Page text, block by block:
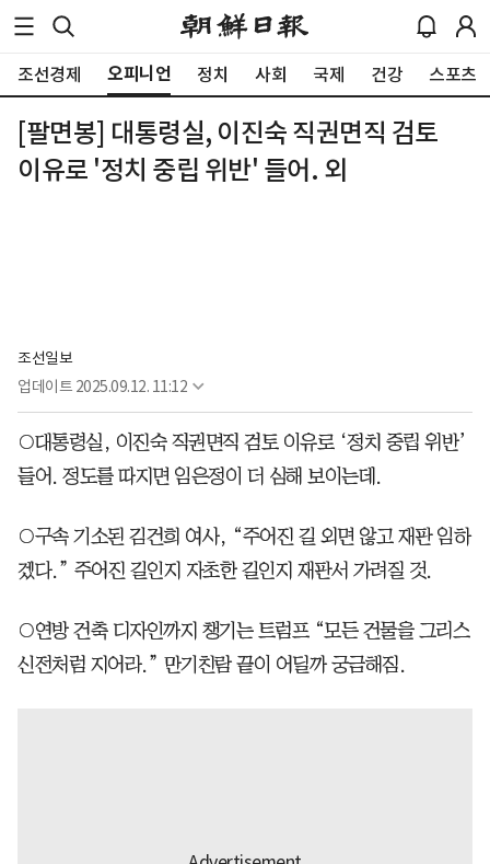
조선경제 오피니언 정치 사회 국제 건강 스포츠
[팔면봉] 대통령실, 이진숙 직권면직 검토
이유로 '정치 중립 위반' 들어. 외
조선일보
업데이트 2025.09.12. 11:12
○대통령실, 이진숙 직권면직 검토 이유로 ‘정치 중립 위반’
들어. 정도를 따지면 임은정이 더 심해 보이는데.
○구속 기소된 김건희 여사, “주어진 길 외면 않고 재판 임하
겠다.” 주어진 길인지 자초한 길인지 재판서 가려질 것.
○연방 건축 디자인까지 챙기는 트럼프 “모든 건물을 그리스
신전처럼 지어라.” 만기친람 끝이 어딜까 궁금해짐.